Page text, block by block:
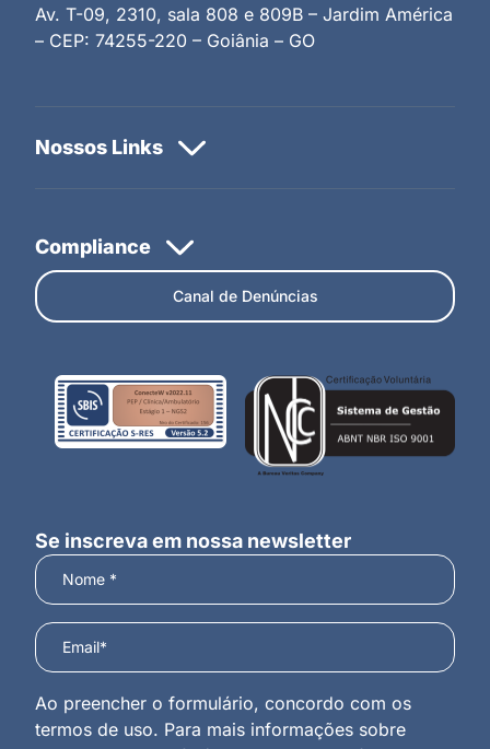
Av. T-09, 2310, sala 808 e 809B – Jardim América
– CEP: 74255-220 – Goiânia – GO
Canal de Denúncias
Se inscreva em nossa newsletter
Ao preencher o formulário, concordo com os
termos de uso. Para mais informações sobre